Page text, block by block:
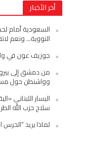
أخر الأخبار
السعودية أمام
النووية… ونعم
جوزيف عون في
من دمشق إلى
وواشنطن حول
اليسار اللبناني
سلاح حزب الله
لماذا يريد “الحرس